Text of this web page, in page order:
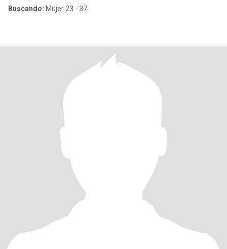
Buscando: Mujer 23 - 37